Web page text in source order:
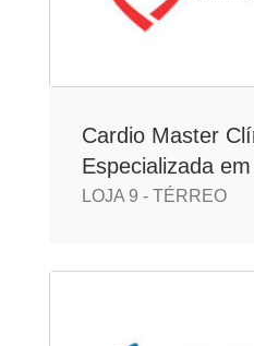
Cardio Master
Especializada
LOJA 9 - TÉRREO